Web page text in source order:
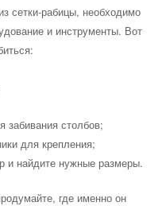
сетки-рабицы, необходимо
и инструменты. Вот
забивания столбов;
для крепления;
и найдите нужные размеры.
где именно он